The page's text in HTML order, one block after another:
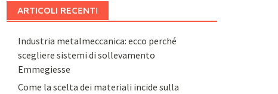
ARTICOLI RECENTI
Industria metalmeccanica: ecco perché
scegliere sistemi di sollevamento
Emmegiesse
Come la scelta dei materiali incide sulla